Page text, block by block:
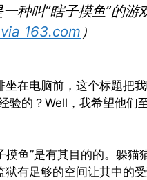
种叫“瞎子摸鱼”的游
163.com ）
在电脑前，这个标题把
验的？Well，我希望他们
鱼”是有其目的的。躲猫
有足够的空间让其中的